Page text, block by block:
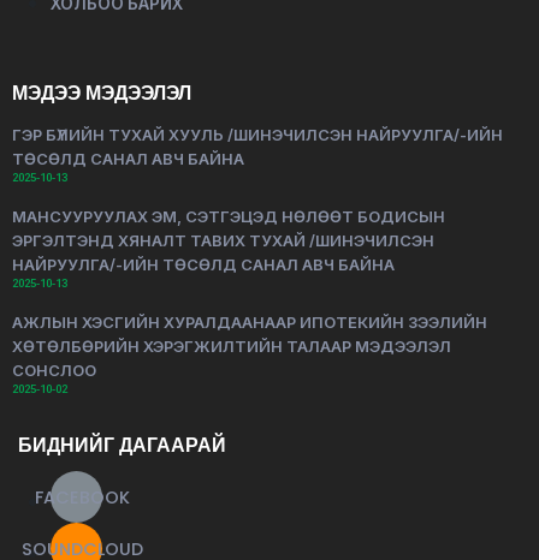
МЭДЭЭ МЭДЭЭЛЭЛ
ГЭР БҮЛИЙН ТУХАЙ ХУУЛЬ /ШИНЭЧИЛСЭН НАЙРУУЛГА/-ИЙН
ТӨСӨЛД САНАЛ АВЧ БАЙНА
2025-10-13
МАНСУУРУУЛАХ ЭМ, СЭТГЭЦЭД НӨЛӨӨТ БОДИСЫН
ЭРГЭЛТЭНД ХЯНАЛТ ТАВИХ ТУХАЙ /ШИНЭЧИЛСЭН
НАЙРУУЛГА/-ИЙН ТӨСӨЛД САНАЛ АВЧ БАЙНА
2025-10-13
АЖЛЫН ХЭСГИЙН ХУРАЛДААНААР ИПОТЕКИЙН ЗЭЭЛИЙН
ХӨТӨЛБӨРИЙН ХЭРЭГЖИЛТИЙН ТАЛААР МЭДЭЭЛЭЛ
СОНСЛОО
2025-10-02
БИДНИЙГ ДАГААРАЙ
FACEBOOK
SOUNDCLOUD